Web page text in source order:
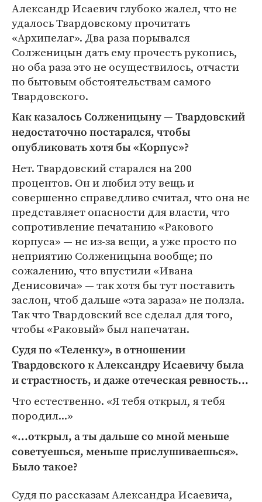
Александр Исаевич глубоко жалел, что не
удалось Твардовскому прочитать
«Архипелаг». Два раза порывался
Солженицын дать ему прочесть рукопись,
но оба раза это не осуществилось, отчасти
по бытовым обстоятельствам самого
Твардовского.
Как казалось Солженицыну — Твардовский
недостаточно постарался, чтобы
опубликовать хотя бы «Корпус»?
Нет. Твардовский старался на 200
процентов. Он и любил эту вещь и
совершенно справедливо считал, что она не
представляет опасности для власти, что
сопротивление печатанию «Ракового
корпуса» — не из-за вещи, а уже просто по
неприятию Солженицына вообще; по
сожалению, что впустили «Ивана
Денисовича» — так хотя бы тут поставить
заслон, чтоб дальше «эта зараза» не ползла.
Так что Твардовский все сделал для того,
чтобы «Раковый» был напечатан.
Судя по «Теленку», в отношении
Твардовского к Александру Исаевичу была
и страстность, и даже отеческая ревность...
Что естественно. «Я тебя открыл, я тебя
породил...»
«...открыл, а ты дальше со мной меньше
советуешься, меньше прислушиваешься».
Было такое?
Судя по рассказам Александра Исаевича,